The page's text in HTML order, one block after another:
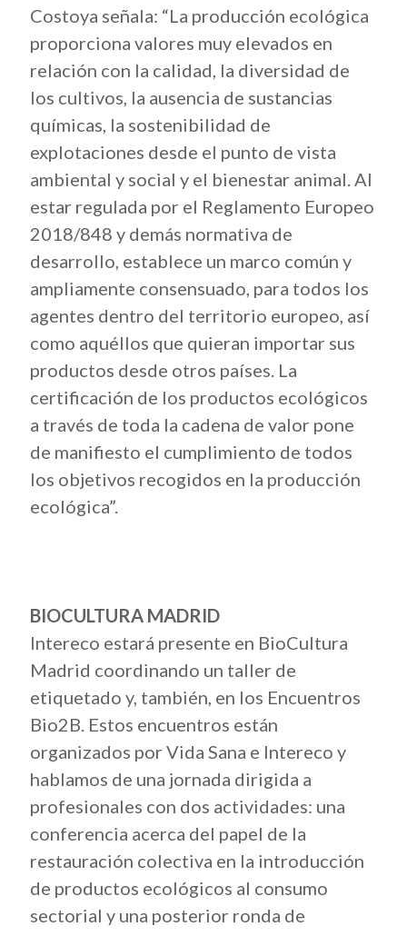
Costoya señala: “La producción ecológica
proporciona valores muy elevados en
relación con la calidad, la diversidad de
los cultivos, la ausencia de sustancias
químicas, la sostenibilidad de
explotaciones desde el punto de vista
ambiental y social y el bienestar animal. Al
estar regulada por el Reglamento Europeo
2018/848 y demás normativa de
desarrollo, establece un marco común y
ampliamente consensuado, para todos los
agentes dentro del territorio europeo, así
como aquéllos que quieran importar sus
productos desde otros países. La
certificación de los productos ecológicos
a través de toda la cadena de valor pone
de manifiesto el cumplimiento de todos
los objetivos recogidos en la producción
ecológica”.
BIOCULTURA MADRID
Intereco estará presente en BioCultura
Madrid coordinando un taller de
etiquetado y, también, en los Encuentros
Bio2B. Estos encuentros están
organizados por Vida Sana e Intereco y
hablamos de una jornada dirigida a
profesionales con dos actividades: una
conferencia acerca del papel de la
restauración colectiva en la introducción
de productos ecológicos al consumo
sectorial y una posterior ronda de